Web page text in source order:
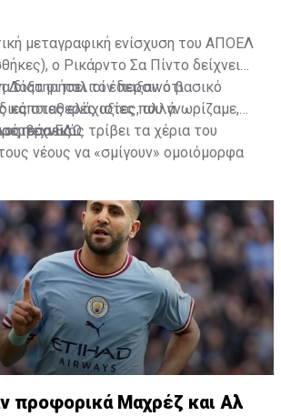
μεταγραφική ενίσχυση του ΑΠΟΕΛ
ο Ρικάρντο Σα Πίντο δείχνει
διατηρήσει τον περσινό βασικό
κάποιες ελάχιστες, αλλά
Δόξα οι παλιοί έδειξαν ότι
σταθερές αξίες που γνωρίζαμε,
τεχνικός τρίβει τα χέρια του
νέους να «σμίγουν» ομοιόμορφα
ΕΔΩ.
προφορικά Μαχρέζ και Αλ